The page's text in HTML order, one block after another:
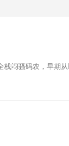
栈闷骚码农，早期